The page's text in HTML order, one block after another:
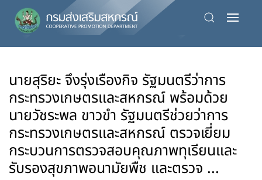
Skip
to
content
นายสุริยะ จึงรุ่งเรืองกิจ รัฐมนตรีว่าการ
กระทรวงเกษตรและสหกรณ์ พร้อมด้วย
นายวัชระพล ขาวขำ รัฐมนตรีช่วยว่าการ
กระทรวงเกษตรและสหกรณ์ ตรวจเยี่ยม
กระบวนการตรวจสอบคุณภาพทุเรียนและ
รับรองสุขภาพอนามัยพืช และตรวจ ...